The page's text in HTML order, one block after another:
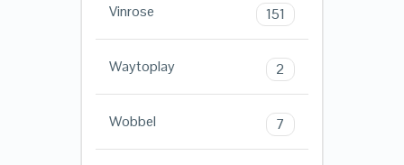
Vinrose 151
Waytoplay 2
Wobbel 7